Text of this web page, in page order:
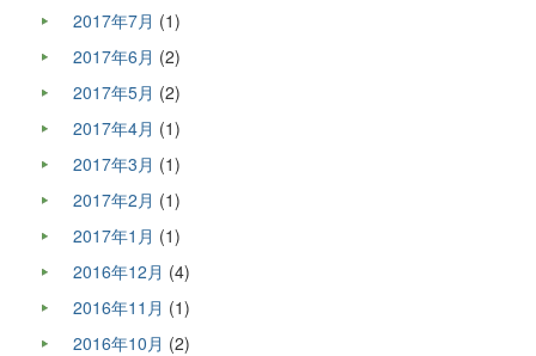
2017年7月 (1)
2017年6月 (2)
2017年5月 (2)
2017年4月 (1)
2017年3月 (1)
2017年2月 (1)
2017年1月 (1)
2016年12月 (4)
2016年11月 (1)
2016年10月 (2)